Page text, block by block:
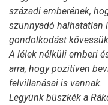
századi emberének,
szunnyadó halhatatlan
gondolkodást
A lélek nélküli emberi
arra, hogy pozitíven
felvillanásai is vannak.
Legyünk büszkék a